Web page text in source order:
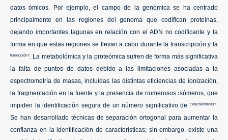
datos ómicos. Por ejemplo, el campo de la genómica se ha centrado
principalmente en las regiones del genoma que codifican proteínas,
dejando importantes lagunas en relación con el ADN no codificante y la
forma en que estas regiones se llevan a cabo durante la transcripción y la
traducción7. La metabolómica y la proteómica sufren de forma más significativa
la falta de puntos de datos debido a las limitaciones asociadas a la
espectrometría de masas, incluidas las distintas eficiencias de ionización,
la fragmentación en la fuente y la presencia de numerosos isómeros, que
impiden la identificación segura de un número significativo de
características7.
Se han desarrollado técnicas de separación ortogonal para aumentar la
confianza en la identificación de características; sin embargo, existe una